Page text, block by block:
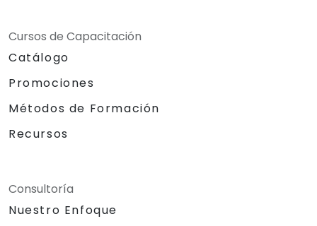
Cursos de Capacitación
Catálogo
Promociones
Métodos de Formación
Recursos
Consultoría
Nuestro Enfoque